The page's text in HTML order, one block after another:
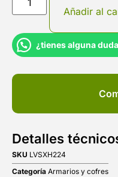
Añadir al
¿tienes alguna
Detalles
SKU LVSXH224
Categoría Armarios y cofres